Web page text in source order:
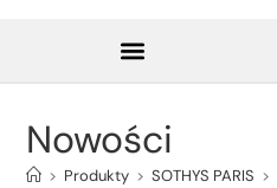
Nowości
> Produkty > SOTHYS PARIS >